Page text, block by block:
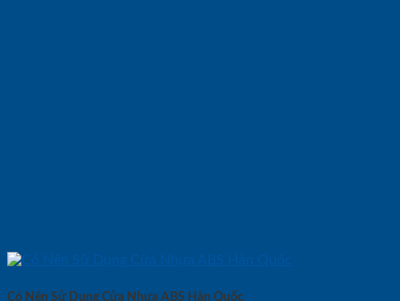
Có Nên Sử Dụng Cửa Nhựa ABS Hàn Quốc